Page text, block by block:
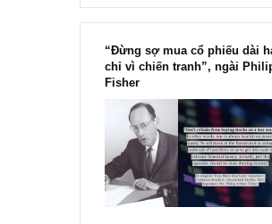
“Đừng sợ mua cổ phiếu
chỉ vì chiến tranh”, ngài
Fisher